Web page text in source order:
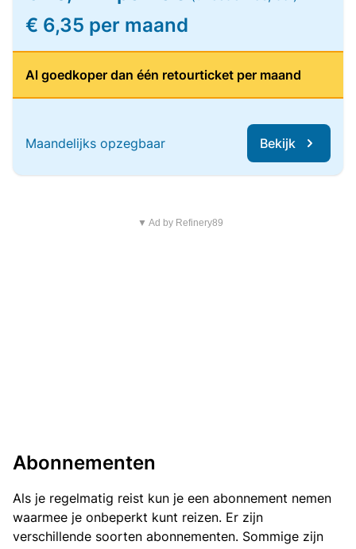
€ 6,35 per maand
Al goedkoper dan één retourticket per maand
Maandelijks opzegbaar Bekijk
▼ Ad by Refinery89
Abonnementen
Als je regelmatig reist kun je een abonnement nemen
waarmee je onbeperkt kunt reizen. Er zijn
verschillende soorten abonnementen. Sommige zijn